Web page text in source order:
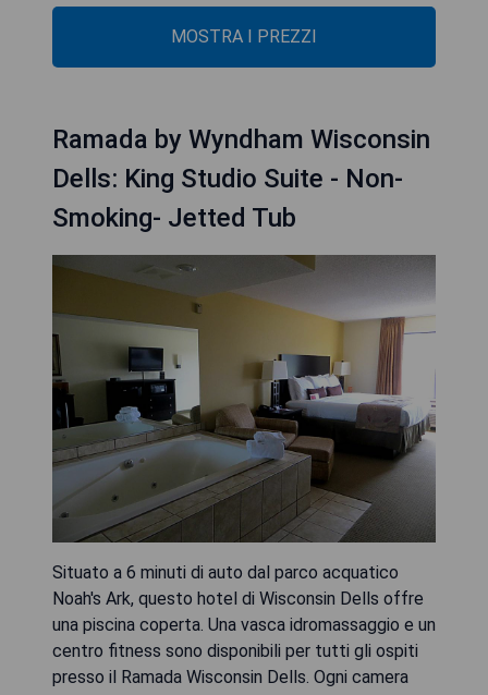
MOSTRA I PREZZI
Ramada by Wyndham Wisconsin
Dells: King Studio Suite - Non-
Smoking- Jetted Tub
Situato a 6 minuti di auto dal parco acquatico
Noah's Ark, questo hotel di Wisconsin Dells offre
una piscina coperta. Una vasca idromassaggio e un
centro fitness sono disponibili per tutti gli ospiti
presso il Ramada Wisconsin Dells. Ogni camera